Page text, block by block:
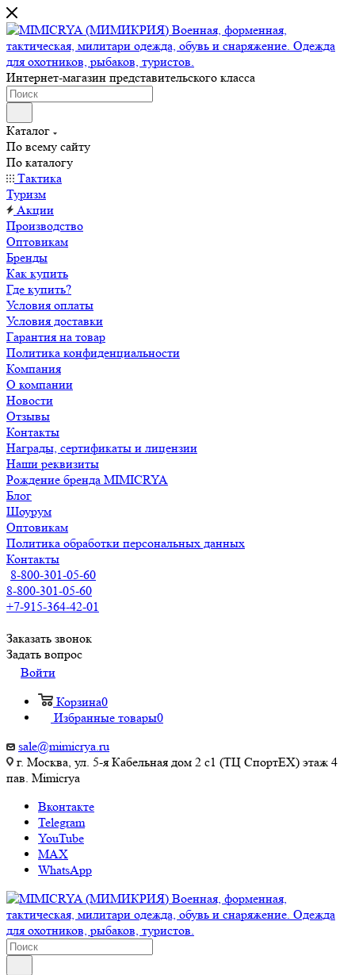
Интернет-магазин представительского класса
Каталог
По всему сайту
По каталогу
Тактика
Туризм
Акции
Производство
Оптовикам
Бренды
Как купить
Где купить?
Условия оплаты
Условия доставки
Гарантия на товар
Политика конфиденциальности
Компания
О компании
Новости
Отзывы
Контакты
Награды, сертификаты и лицензии
Наши реквизиты
Рождение бренда MIMICRYA
Блог
Шоурум
Оптовикам
Политика обработки персональных данных
Контакты
8-800-301-05-60
8-800-301-05-60
+7-915-364-42-01
Заказать звонок
Задать вопрос
Войти
Корзина0
Избранные товары0
sale@mimicrya.ru
г. Москва, ул. 5-я Кабельная дом 2 с1 (ТЦ СпортEX) этаж 4
пав. Mimicrya
Вконтакте
Telegram
YouTube
MAX
WhatsApp